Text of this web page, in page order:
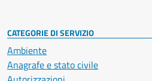
CATEGORIE DI SERVIZIO
Ambiente
Anagrafe e stato civile